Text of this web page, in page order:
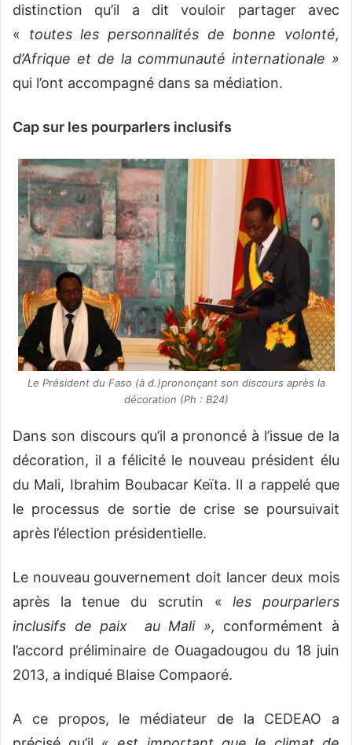
distinction qu’il a dit vouloir partager avec
« toutes les personnalités de bonne volonté,
d’Afrique et de la communauté internationale »
qui l’ont accompagné dans sa médiation.
Cap sur les pourparlers inclusifs
Le Président du Faso (à d.)prononçant son discours après la
décoration (Ph : B24)
Dans son discours qu’il a prononcé à l’issue de la
décoration, il a félicité le nouveau président élu
du Mali, Ibrahim Boubacar Keïta. Il a rappelé que
le processus de sortie de crise se poursuivait
après l’élection présidentielle.
Le nouveau gouvernement doit lancer deux mois
après la tenue du scrutin «les pourparlers
inclusifs de paix au Mali », conformément à
l’accord préliminaire de Ouagadougou du 18 juin
2013, a indiqué Blaise Compaoré.
A ce propos, le médiateur de la CEDEAO a